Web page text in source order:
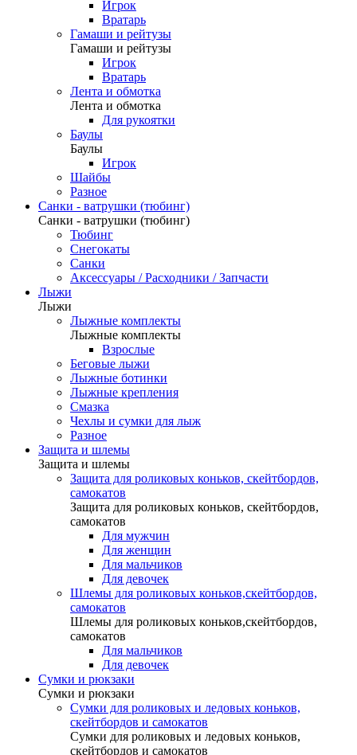
Игрок
Вратарь
Гамаши и рейтузы
Гамаши и рейтузы
Игрок
Вратарь
Лента и обмотка
Лента и обмотка
Для рукоятки
Баулы
Баулы
Игрок
Шайбы
Разное
Санки - ватрушки (тюбинг)
Санки - ватрушки (тюбинг)
Тюбинг
Снегокаты
Санки
Аксессуары / Расходники / Запчасти
Лыжи
Лыжи
Лыжные комплекты
Лыжные комплекты
Взрослые
Беговые лыжи
Лыжные ботинки
Лыжные крепления
Смазка
Чехлы и сумки для лыж
Разное
Защита и шлемы
Защита и шлемы
Защита для роликовых коньков, скейтбордов,
самокатов
Защита для роликовых коньков, скейтбордов,
самокатов
Для мужчин
Для женщин
Для мальчиков
Для девочек
Шлемы для роликовых коньков,скейтбордов,
самокатов
Шлемы для роликовых коньков,скейтбордов,
самокатов
Для мальчиков
Для девочек
Сумки и рюкзаки
Сумки и рюкзаки
Сумки для роликовых и ледовых коньков,
скейтбордов и самокатов
Сумки для роликовых и ледовых коньков,
скейтбордов и самокатов